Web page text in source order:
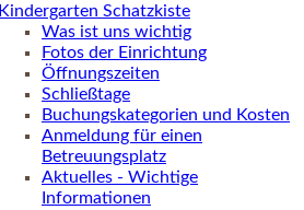
Kindergarten Schatzkiste
Was ist uns wichtig
Fotos der Einrichtung
Öffnungszeiten
Schließtage
Buchungskategorien und Kosten
Anmeldung für einen
Betreuungsplatz
Aktuelles - Wichtige
Informationen